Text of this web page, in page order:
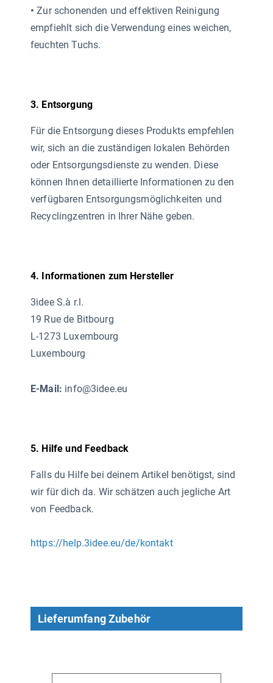
• Zur schonenden und effektiven Reinigung
empfiehlt sich die Verwendung eines weichen,
feuchten Tuchs.
3. Entsorgung
Für die Entsorgung dieses Produkts empfehlen
wir, sich an die zuständigen lokalen Behörden
oder Entsorgungsdienste zu wenden. Diese
können Ihnen detaillierte Informationen zu den
verfügbaren Entsorgungsmöglichkeiten und
Recyclingzentren in Ihrer Nähe geben.
4. Informationen zum Hersteller
3idee S.à r.l.
19 Rue de Bitbourg
L-1273 Luxembourg
Luxembourg
E-Mail: info@3idee.eu
5. Hilfe und Feedback
Falls du Hilfe bei deinem Artikel benötigst, sind
wir für dich da. Wir schätzen auch jegliche Art
von Feedback.
https://help.3idee.eu/de/kontakt
Lieferumfang Zubehör